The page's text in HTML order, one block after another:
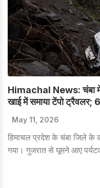
Himachal News: चंबा में
खाई में समाया टेंपो ट्रैवलर;
May 11, 2026
हिमाचल प्रदेश के चंबा जिले के
गया। गुजरात से घूमने आए
घायल बताए जा रहे हैं। घटना